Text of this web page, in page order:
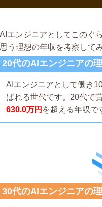
AIエンジニアとしてこのぐ
思う理想の年収を考察して
20代のAIエンジニアの
AIエンジニアとして働き
ばれる世代です。20代で
630.0万円 を超える年収で
30代のAIエンジニアの